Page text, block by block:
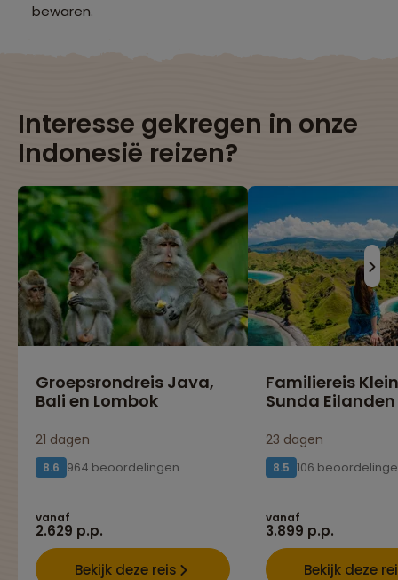
bewaren.
Interesse gekregen in onze
Indonesië reizen?
Groepsrondreis Java,
Bali en Lombok
21 dagen
8.6 964 beoordelingen
vanaf
2.629 p.p.
Bekijk deze reis
Familiereis
Sunda Eilanden
23 dagen
8.5 106
vanaf
3.899 p.p.
Bekijk deze